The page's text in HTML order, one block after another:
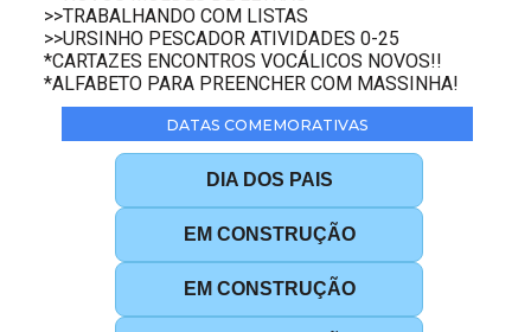
>>TRABALHANDO COM LISTAS
>>URSINHO PESCADOR ATIVIDADES 0-25
*CARTAZES ENCONTROS VOCÁLICOS NOVOS!!
*ALFABETO PARA PREENCHER COM MASSINHA!
DATAS COMEMORATIVAS
DIA DOS PAIS
EM CONSTRUÇÃO
EM CONSTRUÇÃO